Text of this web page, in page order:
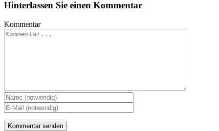
Hinterlassen Sie einen Kommentar
Kommentar